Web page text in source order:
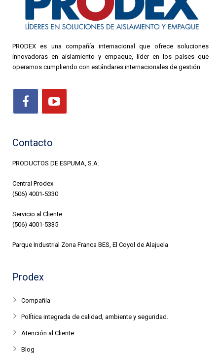
PRODEX es una compañía internacional que ofrece soluciones
innovadoras en aislamiento y empaque, líder en los países que
operamos cumpliendo con estándares internacionales de gestión
Contacto
PRODUCTOS DE ESPUMA, S.A.
Central Prodex
(506) 4001-5330
Servicio al Cliente
(506) 4001-5335
Parque Industrial Zona Franca BES, El Coyol de Alajuela
Prodex
Compañía
PolÍtica integrada de calidad, ambiente y seguridad.
Atención al Cliente
Blog